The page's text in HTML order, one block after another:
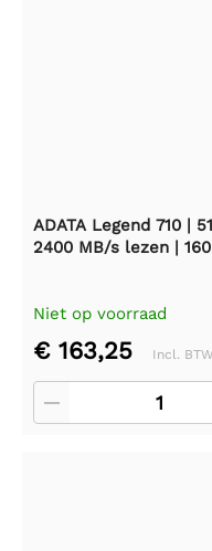
ADATA Legend 710 |
2400 MB/s lezen |
Niet op voorraad
€ 163,25 Incl. BTW